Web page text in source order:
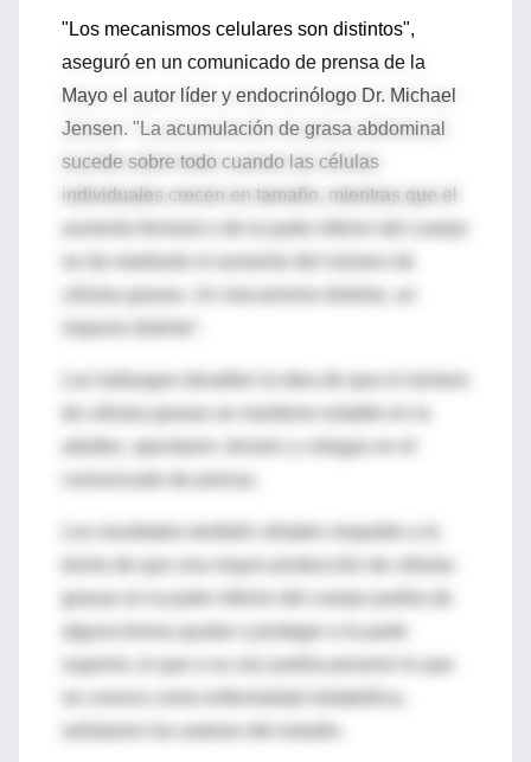
"Los mecanismos celulares son distintos",
aseguró en un comunicado de prensa de la
Mayo el autor líder y endocrinólogo Dr. Michael
Jensen. "La acumulación de grasa abdominal
sucede sobre todo cuando las células
individuales crecen en tamaño, mientras que el
Los hallazgos desafían la idea de que el número
adultez, apuntaron Jensen y colegas en el
Los resultados también añaden respaldo a la
teoría de que una mayor producción de células
alguna forma ayudar a proteger a la parte
superior, lo que a su vez podría prevenir lo que